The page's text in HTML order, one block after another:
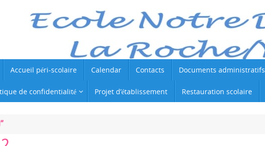
Accueil péri-scolaire Calendar Contacts Documents administratifs
de confidentialité Projet d’établissement Restauration scolaire